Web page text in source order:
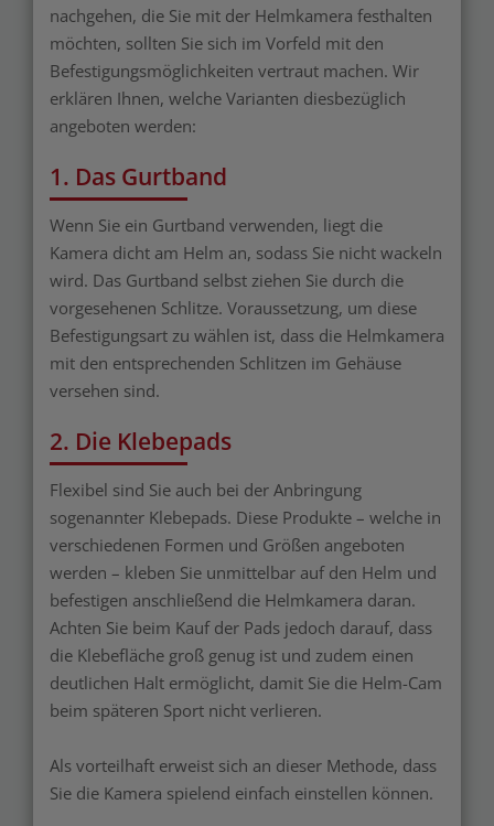
nachgehen, die Sie mit der Helmkamera festhalten
möchten, sollten Sie sich im Vorfeld mit den
Befestigungsmöglichkeiten vertraut machen. Wir
erklären Ihnen, welche Varianten diesbezüglich
angeboten werden:
1. Das Gurtband
Wenn Sie ein Gurtband verwenden, liegt die
Kamera dicht am Helm an, sodass Sie nicht wackeln
wird. Das Gurtband selbst ziehen Sie durch die
vorgesehenen Schlitze. Voraussetzung, um diese
Befestigungsart zu wählen ist, dass die Helmkamera
mit den entsprechenden Schlitzen im Gehäuse
versehen sind.
2. Die Klebepads
Flexibel sind Sie auch bei der Anbringung
sogenannter Klebepads. Diese Produkte – welche in
verschiedenen Formen und Größen angeboten
werden – kleben Sie unmittelbar auf den Helm und
befestigen anschließend die Helmkamera daran.
Achten Sie beim Kauf der Pads jedoch darauf, dass
die Klebefläche groß genug ist und zudem einen
deutlichen Halt ermöglicht, damit Sie die Helm-Cam
beim späteren Sport nicht verlieren.
Als vorteilhaft erweist sich an dieser Methode, dass
Sie die Kamera spielend einfach einstellen können.